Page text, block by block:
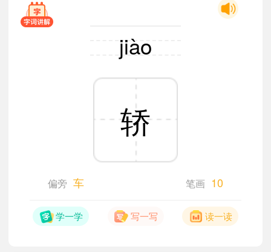
jiào
轿
偏旁 车 笔画 10
学一学 写一写 读一读